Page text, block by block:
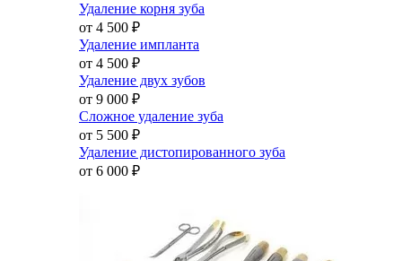
Удаление корня зуба
от 4 500 ₽
Удаление импланта
от 4 500 ₽
Удаление двух зубов
от 9 000 ₽
Сложное удаление зуба
от 5 500 ₽
Удаление дистопированного зуба
от 6 000 ₽